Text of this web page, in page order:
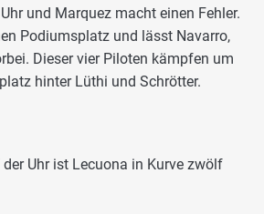
und Marquez macht einen Fehler.
Podiumsplatz und lässt Navarro,
Dieser vier Piloten kämpfen um
hinter Lüthi und Schrötter.
Uhr ist Lecuona in Kurve zwölf